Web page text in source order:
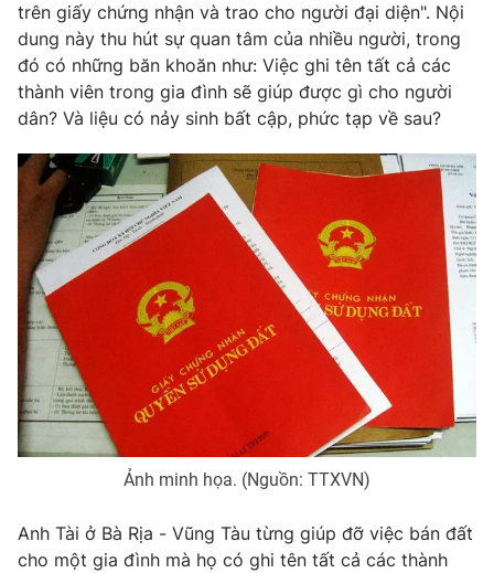
Góc doanh nghiệp
Truyền hình
Phim VTV
Hậu trường
Nhân vật
Khán giả
Giải sao mai
Giải trí
Điện ảnh
Âm nhạc
Sao
Đời sống
Du lịch
Làm đẹp
Chất lượng cuộc sống
Giáo dục
Tuyển sinh
Học trực tuyến
Công nghệ
Hitech Công nghệ tương lai
Sản phẩm
Thị trường
Tư vấn
Giao lưu trực tuyến
Lịch phát sóng
Chuyên mục khác
Emagazine Podcast
trên giấy chứng nhận và trao cho người đại diện". Nội
dung này thu hút sự quan tâm của nhiều người, trong
đó có những băn khoăn như: Việc ghi tên tất cả các
thành viên trong gia đình sẽ giúp được gì cho người
dân? Và liệu có nảy sinh bất cập, phức tạp về sau?
Ảnh minh họa. (Nguồn: TTXVN)
Anh Tài ở Bà Rịa - Vũng Tàu từng giúp đỡ việc bán đất
cho một gia đình mà họ có ghi tên tất cả các thành